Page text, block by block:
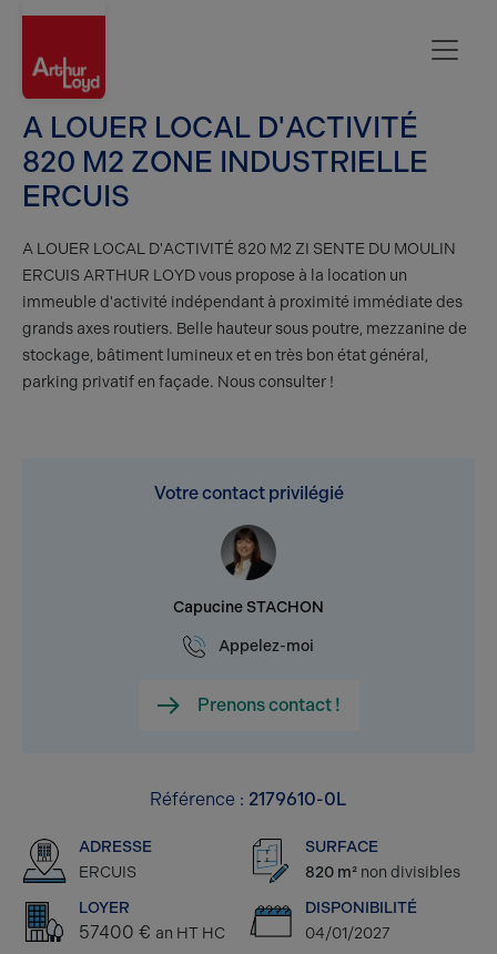
A LOUER LOCAL D'ACTIVITÉ
820 M2 ZONE INDUSTRIELLE
ERCUIS
A LOUER LOCAL D'ACTIVITÉ 820 M2 ZI SENTE DU MOULIN
ERCUIS ARTHUR LOYD vous propose à la location un
immeuble d'activité indépendant à proximité immédiate des
grands axes routiers. Belle hauteur sous poutre, mezzanine de
stockage, bâtiment lumineux et en très bon état général,
parking privatif en façade. Nous consulter !
Votre contact privilégié
Capucine STACHON
Appelez-moi
Prenons contact !
Référence : 2179610-0L
ADRESSE
ERCUIS
SURFACE
820 m² non divisibles
LOYER
57400 € an HT HC
DISPONIBILITÉ
04/01/2027